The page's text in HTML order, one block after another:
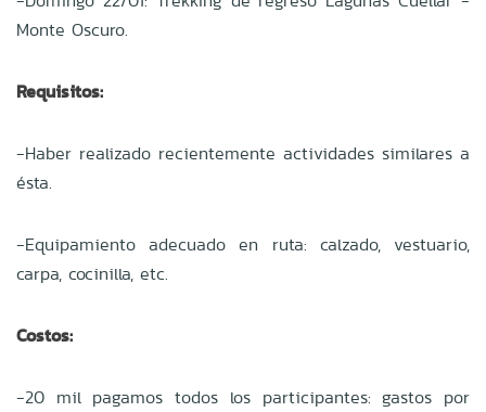
Monte Oscuro.
Requisitos:
-Haber realizado recientemente actividades similares a
ésta.
-Equipamiento adecuado en ruta: calzado, vestuario,
carpa, cocinilla, etc.
Costos:
-20 mil pagamos todos los participantes: gastos por